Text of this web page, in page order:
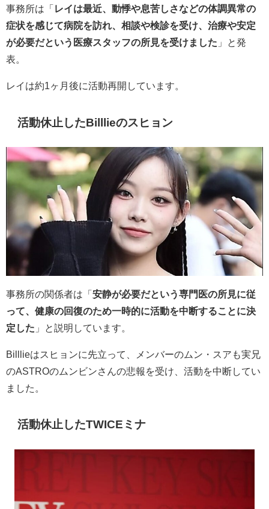
事務所は「 レイは最近、動悸や息苦しさなどの体調異常の
症状を感じて病院を訪れ、相談や検診を受け、治療や安定
が必要だという医療スタッフの所見を受けました 」と発
表。
レイは約1ヶ月後に活動再開しています。
活動休止したBilllieのスヒョン
事務所の関係者は「 安静が必要だという専門医の所見に従
って、健康の回復のため一時的に活動を中断することに決
定した 」と説明しています。
Billlieはスヒョンに先立って、メンバーのムン・スアも実兄
のASTROのムンビンさんの悲報を受け、活動を中断してい
ました。
活動休止したTWICEミナ